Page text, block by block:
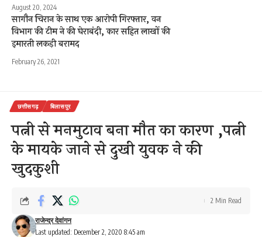
August 20, 2024
सागौन चिरान के साथ एक आरोपी गिरफ्तार, वन
विभाग की टीम ने की घेराबंदी, कार सहित लाखों की
इमारती लकड़ी बरामद
February 26, 2021
छत्तीसगढ़ बिलासपुर
पत्नी से मनमुटाव बना मौत का कारण ,पत्नी
के मायके जाने से दुखी युवक ने की
खुदकुशी
Last updated: December 2, 2020 8:45 am
राजेन्द्र देवांगन
2 Min Read